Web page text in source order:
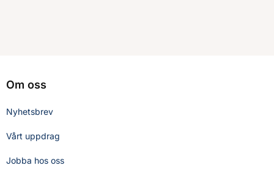
Om oss
Nyhetsbrev
Vårt uppdrag
Jobba hos oss